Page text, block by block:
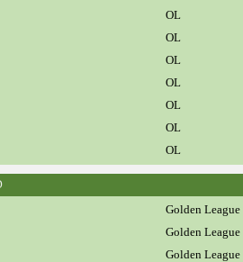
OL
OL
OL
OL
OL
OL
OL
Golden League
Golden League
Golden League